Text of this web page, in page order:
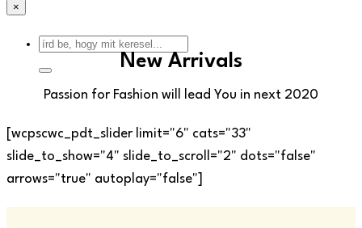
×
New Arrivals
Passion for Fashion will lead You in next 2020
[wcpscwc_pdt_slider limit="6" cats="33"
slide_to_show="4" slide_to_scroll="2" dots="false"
arrows="true" autoplay="false"]